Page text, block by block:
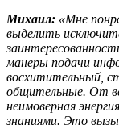
Михаил: «Мне
выделить
манеры подачи
восхитительный,
общительные. От
неимоверная
знаниями. Это